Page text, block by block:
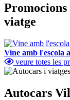
Promocions
viatge
Vine amb l'escola
veure totes les
Autocars